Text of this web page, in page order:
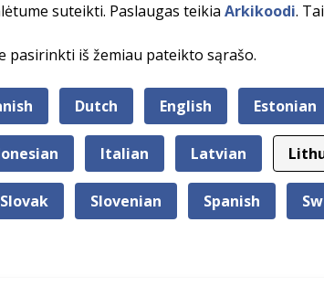
suteikti. Paslaugas teikia Arkikoodi.
pasirinkti iš žemiau pateikto sąrašo.
Dutch English Estonian
Italian Latvian
Slovak Slovenian Spanish